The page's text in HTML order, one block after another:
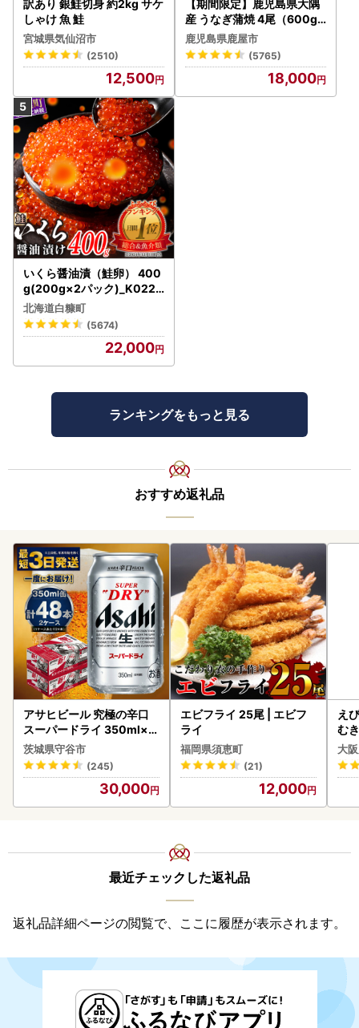
訳あり 銀鮭切身 約2kg サケ
しゃけ 魚 鮭
宮城県気仙沼市
(2510)
12,500
【期間限定】鹿児島県大隅
産 うなぎ蒲焼 4尾（600g
） KN007-004-04-cp18
うなぎ 鰻 魚 惣菜 総菜
鹿児島県鹿屋市
(5765)
18,000
いくら醤油漬（鮭卵） 400
g(200g×2パック)_K022-
1676
北海道白糠町
(5674)
22,000
ランキングをもっと見る
おすすめ返礼品
アサヒビール 究極の辛口
スーパードライ 350ml×4
8本 ビール
茨城県守谷市
(245)
30,000
エビフライ 25尾 | エビフ
ライ
福岡県須恵町
(21)
12,000
え
む
大
最近チェックした返礼品
返礼品詳細ページの閲覧で、ここに履歴が表示されます。